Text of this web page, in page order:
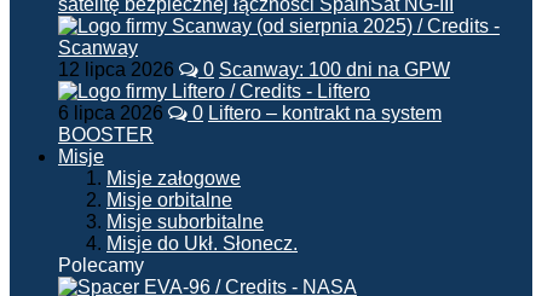
12 lipca 2026 0 Scanway: 100 dni na GPW
6 lipca 2026 0 Liftero – kontrakt na system
BOOSTER
Misje
Misje załogowe
Misje orbitalne
Misje suborbitalne
Misje do Ukł. Słonecz.
Polecamy